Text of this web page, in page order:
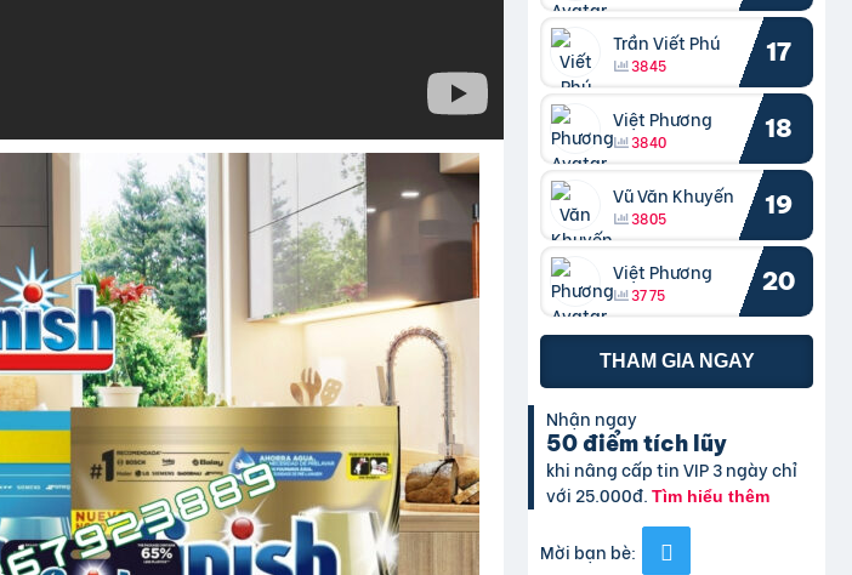
Trần Viết Phú
3845 17
Việt Phương
3840 18
Vũ Văn Khuyến
3805 19
Việt Phương
3775 20
THAM GIA NGAY
Nhận ngay
50 điểm tích lũy
khi nâng cấp tin VIP 3 ngày chỉ
với 25.000đ. Tìm hiểu thêm
Mời bạn bè: